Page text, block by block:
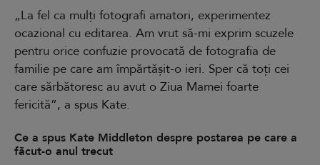
„La fel ca mulți fotografi amatori, experimentez
ocazional cu editarea. Am vrut să-mi exprim scuzele
pentru orice confuzie provocată de fotografia de
familie pe care am împărtășit-o ieri. Sper că toți cei
care sărbătoresc au avut o Ziua Mamei foarte
fericită”, a spus Kate.
Ce a spus Kate Middleton despre postarea pe care a
făcut-o anul trecut